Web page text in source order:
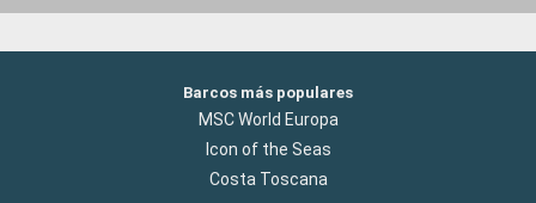
Barcos más populares
MSC World Europa
Icon of the Seas
Costa Toscana